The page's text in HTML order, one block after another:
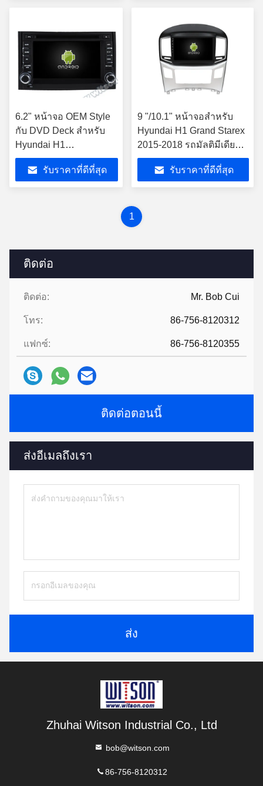
ติดต่อ
ติดต่อ: Mr. Bob Cui
โทร: 86-756-8120312
แฟกซ์: 86-756-8120355
ติดต่อตอนนี้
ส่งอีเมลถึงเรา
ส่ง
6.2" หน้าจอ OEM Style
กับ DVD Deck สําหรับ
Hyundai H1
((STAREX)//ILOAD
((2007-2012)
รับราคาที่ดีที่สุด
9 "/10.1" หน้าจอสำหรับ
Hyundai H1 Grand Starex
2015-2018 รถมัลติมีเดีย
สเตอริโอ
รับราคาที่ดีที่สุด
1
Zhuhai Witson Industrial Co., Ltd
bob@witson.com
86-756-8120312